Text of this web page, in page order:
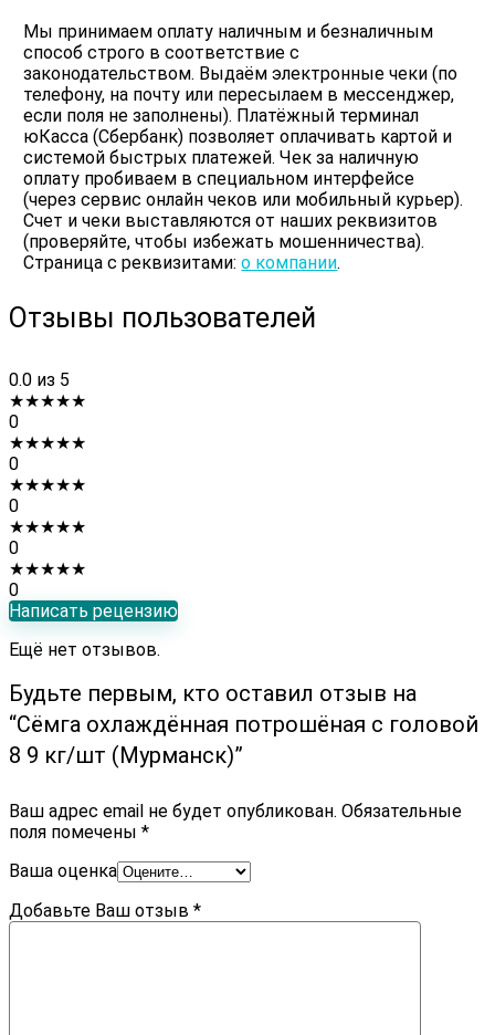
Мы принимаем оплату наличным и безналичным
способ строго в соответствие с
законодательством. Выдаём электронные чеки (по
телефону, на почту или пересылаем в мессенджер,
если поля не заполнены). Платёжный терминал
юКасса (Сбербанк) позволяет оплачивать картой и
системой быстрых платежей. Чек за наличную
оплату пробиваем в специальном интерфейсе
(через сервис онлайн чеков или мобильный курьер).
Счет и чеки выставляются от наших реквизитов
(проверяйте, чтобы избежать мошенничества).
Страница с реквизитами:о компании.
Отзывы пользователей
0.0 из 5
★★★★★
0
★★★★★
0
★★★★★
0
★★★★★
0
★★★★★
0
Написать рецензию
Ещё нет отзывов.
Будьте первым, кто оставил отзыв на
“Сёмга охлаждённая потрошёная с головой
8 9 кг/шт (Мурманск)”
Ваш адрес email не будет опубликован. Обязательные
поля помечены *
Ваша оценка
Добавьте Ваш отзыв *